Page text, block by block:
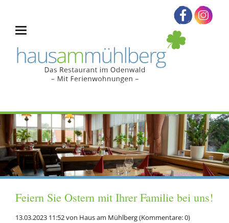
Feiern Sie Ostern mit Ihrer Familie bei uns!
13.03.2023 11:52von Haus am Mühlberg(Kommentare: 0)